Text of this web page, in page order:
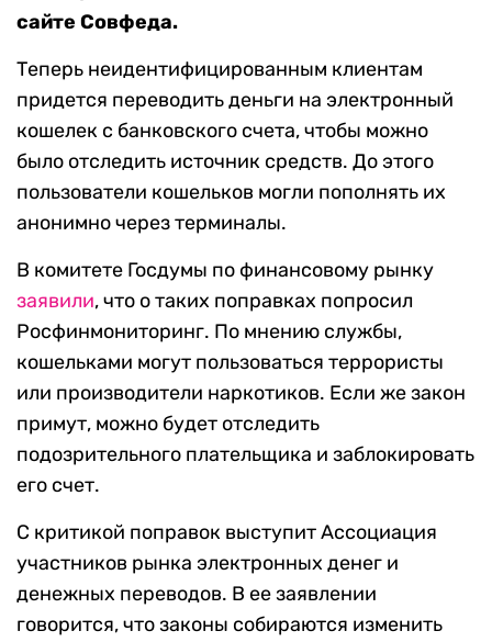
сайте Совфеда.
Теперь неидентифицированным клиентам
придется переводить деньги на электронный
кошелек с банковского счета, чтобы можно
было отследить источник средств. До этого
пользователи кошельков могли пополнять их
анонимно через терминалы.
В комитете Госдумы по финансовому рынку
заявили, что о таких поправках попросил
Росфинмониторинг. По мнению службы,
кошельками могут пользоваться террористы
или производители наркотиков. Если же закон
примут, можно будет отследить
подозрительного плательщика и заблокировать
его счет.
С критикой поправок выступит Ассоциация
участников рынка электронных денег и
денежных переводов. В ее заявлении
говорится, что законы собираются изменить